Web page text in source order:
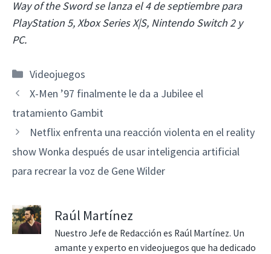
Way of the Sword se lanza el 4 de septiembre para
PlayStation 5, Xbox Series X|S, Nintendo Switch 2 y
PC.
Categorías
Videojuegos
X-Men ’97 finalmente le da a Jubilee el
tratamiento Gambit
Netflix enfrenta una reacción violenta en el reality
show Wonka después de usar inteligencia artificial
para recrear la voz de Gene Wilder
Raúl Martínez
Nuestro Jefe de Redacción es Raúl Martínez. Un
amante y experto en videojuegos que ha dedicado